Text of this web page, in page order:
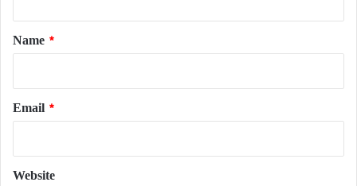
*
Name *
Email *
Website